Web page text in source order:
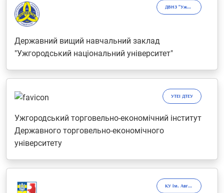
ДВНЗ "УжНУ"
Державний вищий навчальний заклад
"Ужгородський національний університет"
УТЕІ ДТЕУ
Ужгородський торговельно-економічний інститут
Державного торговельно-економічного
університету
КУ ім. Августина Волошина